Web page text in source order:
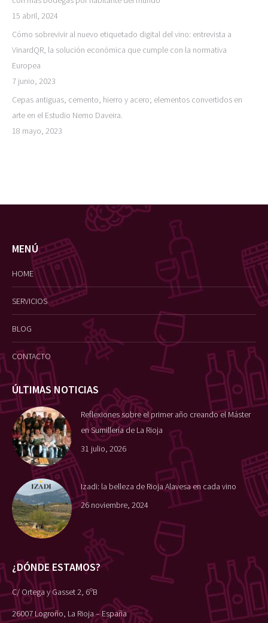
15 abril, 2024
Cómo sobrevivir al nuevo etiquetado digital del vino: entrevista a
VinardQR, la solución económica que cumple con la normativa
Europea
7 junio, 2023
Cepas antiguas, cemento, hierro y acero; elementos convertidos en
arte en el Estudio Nemo Daveira.
18 mayo, 2023
MENÚ
HOME
SERVICIOS
BLOG
CONTACTO
ÚLTIMAS NOTICIAS
Reflexiones sobre el primer año creando el Máster
en Sumillería de La Rioja
31 julio, 2026
Izadi: la belleza de Rioja Alavesa en cada vino
26 noviembre, 2024
¿DÓNDE ESTAMOS?
C/ Ortega y Gasset 2, 6ºB
26007 Logroño, La Rioja – España